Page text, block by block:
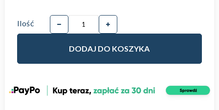
Ilość
DODAJ DO KOSZYKA